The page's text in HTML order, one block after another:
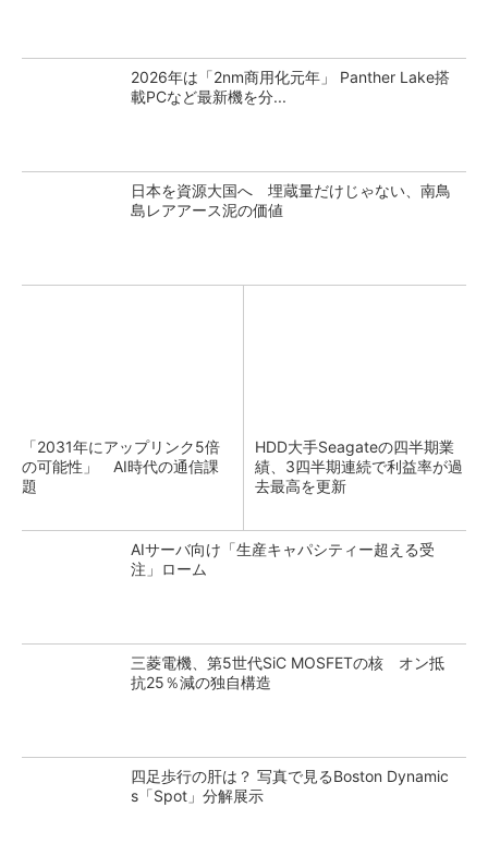
2026年は「2nm商用化元年」 Panther Lake搭
載PCなど最新機を分...
日本を資源大国へ 埋蔵量だけじゃない、南鳥
島レアアース泥の価値
「2031年にアップリンク5倍
の可能性」 AI時代の通信課
題
HDD大手Seagateの四半期業
績、3四半期連続で利益率が過
去最高を更新
AIサーバ向け「生産キャパシティー超える受
注」ローム
三菱電機、第5世代SiC MOSFETの核 オン抵
抗25％減の独自構造
四足歩行の肝は？ 写真で見るBoston Dynamic
s「Spot」分解展示